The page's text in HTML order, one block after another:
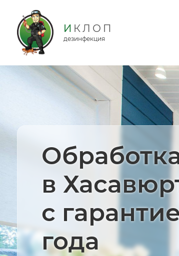
дезинфекция
в
с
года